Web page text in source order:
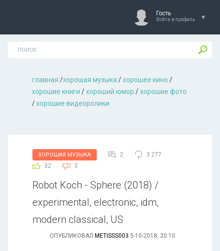
Гость
Войти в профиль
главная /хорошая музыкa /хорошее кино /
хорошие книги /хороший юмор /хорошие фото
/хорошие видеоролики
ХОРОШАЯ МУЗЫКА 2
3 277
32
3
Robot Koch - Sphere (2018) /
experimental, electronic, idm,
modern classical, US
ОПУБЛИКОВАЛ METISSS003 5-10-2018, 20:10